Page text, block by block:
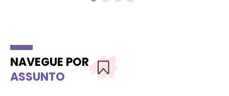
NAVEGUE POR
ASSUNTO